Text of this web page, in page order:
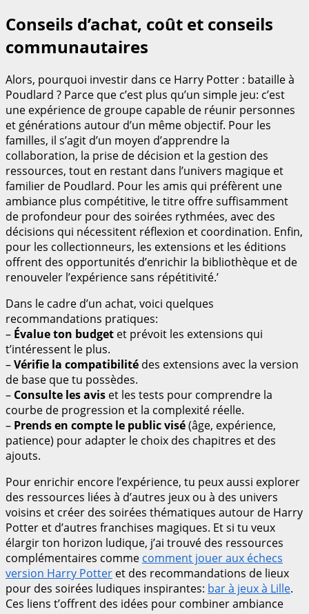
Conseils d’achat, coût et conseils
communautaires
Alors, pourquoi investir dans ce Harry Potter : bataille à
Poudlard ? Parce que c’est plus qu’un simple jeu: c’est
une expérience de groupe capable de réunir personnes
et générations autour d’un même objectif. Pour les
familles, il s’agit d’un moyen d’apprendre la
collaboration, la prise de décision et la gestion des
ressources, tout en restant dans l’univers magique et
familier de Poudlard. Pour les amis qui préfèrent une
ambiance plus compétitive, le titre offre suffisamment
de profondeur pour des soirées rythmées, avec des
décisions qui nécessitent réflexion et coordination. Enfin,
pour les collectionneurs, les extensions et les éditions
offrent des opportunités d’enrichir la bibliothèque et de
renouveler l’expérience sans répétitivité.’
Dans le cadre d’un achat, voici quelques
recommandations pratiques:
– Évalue ton budget et prévoit les extensions qui
t’intéressent le plus.
–Vérifie la compatibilité des extensions avec la version
de base que tu possèdes.
– Consulte les avis et les tests pour comprendre la
courbe de progression et la complexité réelle.
– Prends en compte le public visé(âge, expérience,
patience) pour adapter le choix des chapitres et des
ajouts.
Pour enrichir encore l’expérience, tu peux aussi explorer
des ressources liées à d’autres jeux ou à des univers
voisins et créer des soirées thématiques autour de Harry
Potter et d’autres franchises magiques. Et si tu veux
élargir ton horizon ludique, j’ai trouvé des ressources
complémentaires comme comment jouer aux échecs
version Harry Potter et des recommandations de lieux
pour des soirées ludiques inspirantes: bar à jeux à Lille.
Ces liens t’offrent des idées pour combiner ambiance